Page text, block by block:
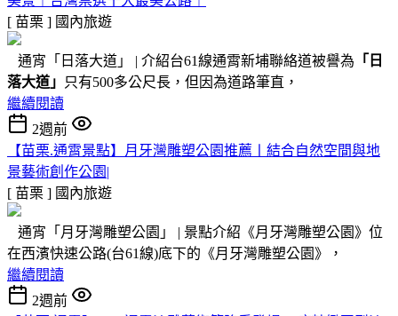
[ 苗栗 ] 國內旅遊
通宵「日落大道」 | 介紹台61線通霄新埔聯絡道被譽為 「日
落大道」
只有500多公尺長，但因為道路筆直，
繼續閱讀
2週前
【苗栗.通霄景點】月牙灣雕塑公園推薦〡結合自然空間與地
景藝術創作公園|
[ 苗栗 ] 國內旅遊
通宵「月牙灣雕塑公園」 | 景點介紹《月牙灣雕塑公園》位
在西濱快速公路(台61線)底下的《月牙灣雕塑公園》，
繼續閱讀
2週前